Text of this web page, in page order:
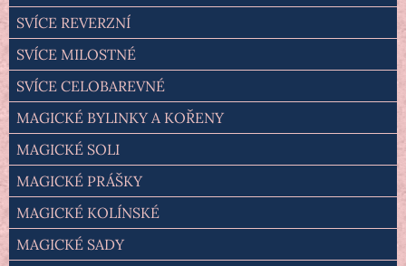
SVÍCE REVERZNÍ
SVÍCE MILOSTNÉ
SVÍCE CELOBAREVNÉ
MAGICKÉ BYLINKY A KOŘENY
MAGICKÉ SOLI
MAGICKÉ PRÁŠKY
MAGICKÉ KOLÍNSKÉ
MAGICKÉ SADY